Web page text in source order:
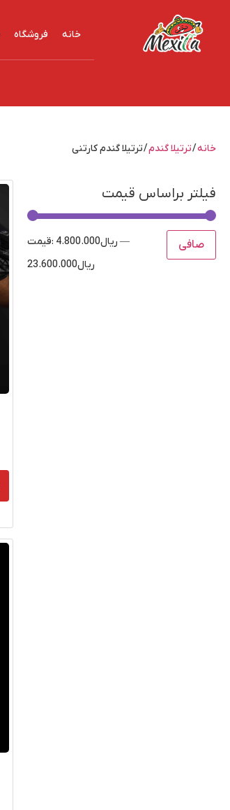
خانه فروشگاه
خانه/ترتیلا گندم/ ترتیلا گندم کارتنی
فیلتر براساس قیمت
صافی قيمت: ریال4.800.000 —
ریال23.600.000